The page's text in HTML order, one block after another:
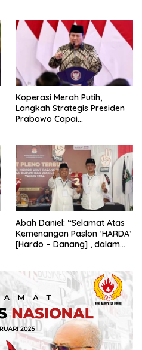
Koperasi Merah Putih,
Langkah Strategis Presiden
Prabowo Capai
Abah Daniel: “Selamat Atas
Kemenangan Paslon ‘HARDA’
[Hardo – Danang] , dalam